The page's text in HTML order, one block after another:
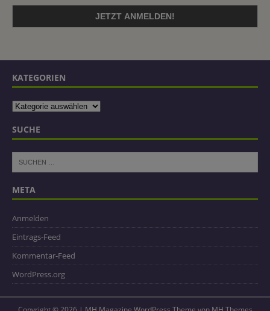
KATEGORIEN
SUCHE
META
Anmelden
Eintrags-Feed
Kommentar-Feed
WordPress.org